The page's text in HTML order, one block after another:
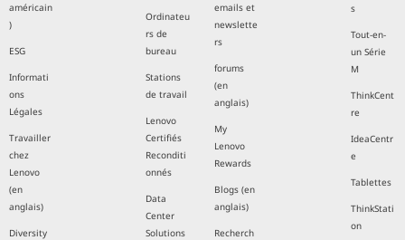
américain
)
ESG
Informati
ons
Légales
Travailler
chez
Lenovo
(en
anglais)
Diversity
Ordinateu
rs de
bureau
Stations
de travail
Lenovo
Certifiés
Reconditi
onnés
Data
Center
Solutions
emails et
newslette
rs
forums
(en
anglais)
My
Lenovo
Rewards
Blogs (en
anglais)
Recherch
s
Tout-en-
un Série
M
ThinkCent
re
IdeaCentr
e
Tablettes
ThinkStati
on